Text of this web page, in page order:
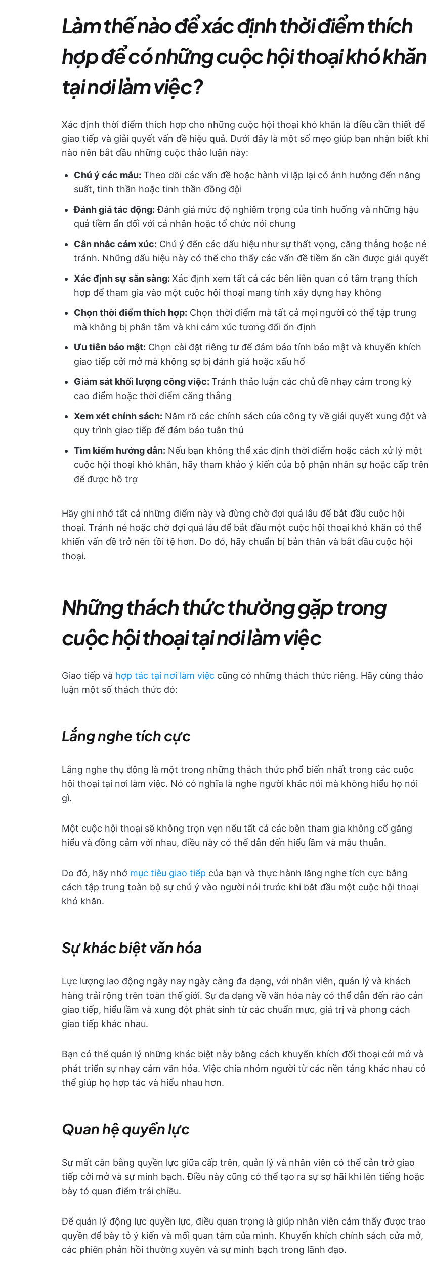
Làm thế nào để xác định thời điểm thích
hợp để có những cuộc hội thoại khó khăn
tại nơi làm việc?
Xác định thời điểm thích hợp cho những cuộc hội thoại khó khăn là điều cần thiết để
giao tiếp và giải quyết vấn đề hiệu quả. Dưới đây là một số mẹo giúp bạn nhận biết khi
nào nên bắt đầu những cuộc thảo luận này:
Chú ý các mẫu: Theo dõi các vấn đề hoặc hành vi lặp lại có ảnh hưởng đến năng
suất, tinh thần hoặc tinh thần đồng đội
Đánh giá tác động: Đánh giá mức độ nghiêm trọng của tình huống và những hậu
quả tiềm ẩn đối với cá nhân hoặc tổ chức nói chung
Cân nhắc cảm xúc: Chú ý đến các dấu hiệu như sự thất vọng, căng thẳng hoặc né
tránh. Những dấu hiệu này có thể cho thấy các vấn đề tiềm ẩn cần được giải quyết
Xác định sự sẵn sàng: Xác định xem tất cả các bên liên quan có tâm trạng thích
hợp để tham gia vào một cuộc hội thoại mang tính xây dựng hay không
Chọn thời điểm thích hợp: Chọn thời điểm mà tất cả mọi người có thể tập trung
mà không bị phân tâm và khi cảm xúc tương đối ổn định
Ưu tiên bảo mật: Chọn cài đặt riêng tư để đảm bảo tính bảo mật và khuyến khích
giao tiếp cởi mở mà không sợ bị đánh giá hoặc xấu hổ
Giám sát khối lượng công việc: Tránh thảo luận các chủ đề nhạy cảm trong kỳ
cao điểm hoặc thời điểm căng thẳng
Xem xét chính sách: Nắm rõ các chính sách của công ty về giải quyết xung đột và
quy trình giao tiếp để đảm bảo tuân thủ
Tìm kiếm hướng dẫn: Nếu bạn không thể xác định thời điểm hoặc cách xử lý một
cuộc hội thoại khó khăn, hãy tham khảo ý kiến của bộ phận nhân sự hoặc cấp trên
để được hỗ trợ
Hãy ghi nhớ tất cả những điểm này và đừng chờ đợi quá lâu để bắt đầu cuộc hội
thoại. Tránh né hoặc chờ đợi quá lâu để bắt đầu một cuộc hội thoại khó khăn có thể
khiến vấn đề trở nên tồi tệ hơn. Do đó, hãy chuẩn bị bản thân và bắt đầu cuộc hội
thoại.
Những thách thức thường gặp trong
cuộc hội thoại tại nơi làm việc
Giao tiếp và hợp tác tại nơi làm việc cũng có những thách thức riêng. Hãy cùng thảo
luận một số thách thức đó:
Lắng nghe tích cực
Lắng nghe thụ động là một trong những thách thức phổ biến nhất trong các cuộc
hội thoại tại nơi làm việc. Nó có nghĩa là nghe người khác nói mà không hiểu họ nói
gì.
Một cuộc hội thoại sẽ không trọn vẹn nếu tất cả các bên tham gia không cố gắng
hiểu và đồng cảm với nhau, điều này có thể dẫn đến hiểu lầm và mâu thuẫn.
Do đó, hãy nhớ mục tiêu giao tiếp của bạn và thực hành lắng nghe tích cực bằng
cách tập trung toàn bộ sự chú ý vào người nói trước khi bắt đầu một cuộc hội thoại
khó khăn.
Sự khác biệt văn hóa
Lực lượng lao động ngày nay ngày càng đa dạng, với nhân viên, quản lý và khách
hàng trải rộng trên toàn thế giới. Sự đa dạng về văn hóa này có thể dẫn đến rào cản
giao tiếp, hiểu lầm và xung đột phát sinh từ các chuẩn mực, giá trị và phong cách
giao tiếp khác nhau.
Bạn có thể quản lý những khác biệt này bằng cách khuyến khích đối thoại cởi mở và
phát triển sự nhạy cảm văn hóa. Việc chia nhóm người từ các nền tảng khác nhau có
thể giúp họ hợp tác và hiểu nhau hơn.
Quan hệ quyền lực
Sự mất cân bằng quyền lực giữa cấp trên, quản lý và nhân viên có thể cản trở giao
tiếp cởi mở và sự minh bạch. Điều này cũng có thể tạo ra sự sợ hãi khi lên tiếng hoặc
bày tỏ quan điểm trái chiều.
Để quản lý động lực quyền lực, điều quan trọng là giúp nhân viên cảm thấy được trao
quyền để bày tỏ ý kiến và mối quan tâm của mình. Khuyến khích chính sách cửa mở,
các phiên phản hồi thường xuyên và sự minh bạch trong lãnh đạo.